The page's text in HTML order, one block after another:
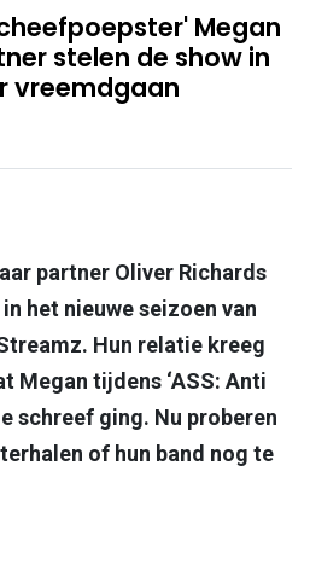
Megan
stelen de show in
vreemdgaan
Mail
via link
partner Oliver Richards
het nieuwe seizoen van
Hun relatie kreeg
Megan tijdens ‘ASS: Anti
schreef ging. Nu proberen
of hun band nog te